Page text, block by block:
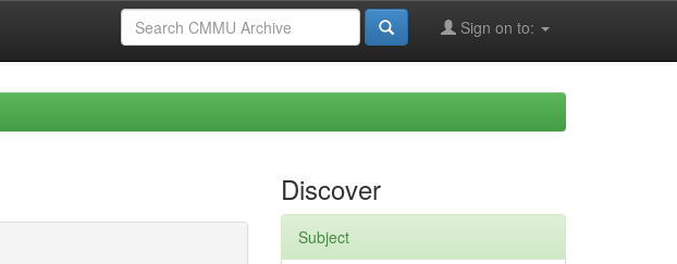
Sign on to:
Discover
Subject